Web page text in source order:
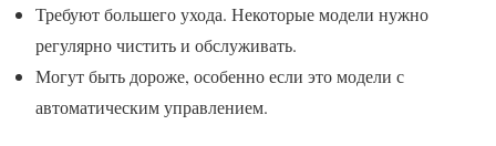
Требуют большего ухода. Некоторые модели нужно
регулярно чистить и обслуживать.
Могут быть дороже, особенно если это модели с
автоматическим управлением.